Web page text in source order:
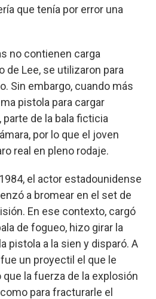
que tenía por error una
no contienen carga
de Lee, se utilizaron para
Sin embargo, cuando más
pistola para cargar
de la bala ficticia
por lo que el joven
real en pleno rodaje.
el actor estadounidense
a bromear en el set de
En ese contexto, cargó
de fogueo, hizo girar la
pistola a la sien y disparó. A
un proyectil el que le
la fuerza de la explosión
para fracturarle el